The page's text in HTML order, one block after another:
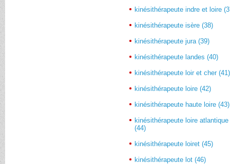
kinésithérapeute indre et loire
kinésithérapeute isère (38)
kinésithérapeute jura (39)
kinésithérapeute landes (40)
kinésithérapeute loir et cher (41)
kinésithérapeute loire (42)
kinésithérapeute haute loire (43)
kinésithérapeute loire atlantique
(44)
kinésithérapeute loiret (45)
kinésithérapeute lot (46)